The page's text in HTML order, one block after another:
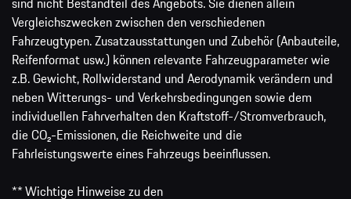
Vergleichszwecken zwischen den verschiedenen
Fahrzeugtypen. Zusatzausstattungen und Zubehör (Anbauteile,
Reifenformat usw.) können relevante Fahrzeugparameter wie
z.B. Gewicht, Rollwiderstand und Aerodynamik verändern und
neben Witterungs- und Verkehrsbedingungen sowie dem
individuellen Fahrverhalten den Kraftstoff-/Stromverbrauch,
die CO₂-Emissionen, die Reichweite und die
Fahrleistungswerte eines Fahrzeugs beeinflussen.
** Wichtige Hinweise zu den